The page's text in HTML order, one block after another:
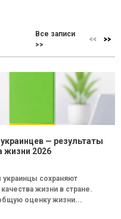
Все записи
>>
— результаты
жизни 2026
сохраняют
жизни в стране.
оценку жизни...